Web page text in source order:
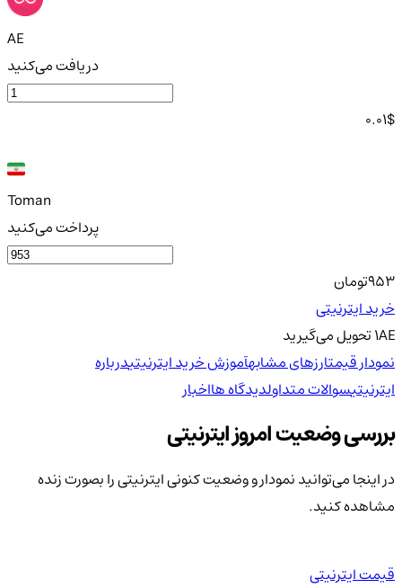
AE
دریافت می‌کنید
0.01$
Toman
پرداخت می‌کنید
953تومان
خرید ایترنیتی
1AEتحویلمی‌گیرید
نمودار قیمتارزهای مشابهآموزش خرید ایترنیتیدرباره
ایترنیتیسوالات متداولدیدگاه هااخبار
بررسی وضعیت امروز ایترنیتی
در اینجا می‌توانید نمودار و وضعیت کنونی ایترنیتی را بصورت زنده
مشاهده کنید.
قیمت ایترنیتی